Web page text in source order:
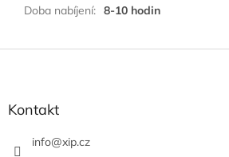
Doba nabíjení: 8-10 hodin
Kontakt
info@xip.cz